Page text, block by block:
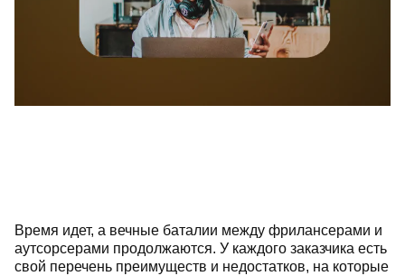
Время идет, а вечные баталии между фрилансерами и
аутсорсерами продолжаются. У каждого заказчика есть
свой перечень преимуществ и недостатков, на которые